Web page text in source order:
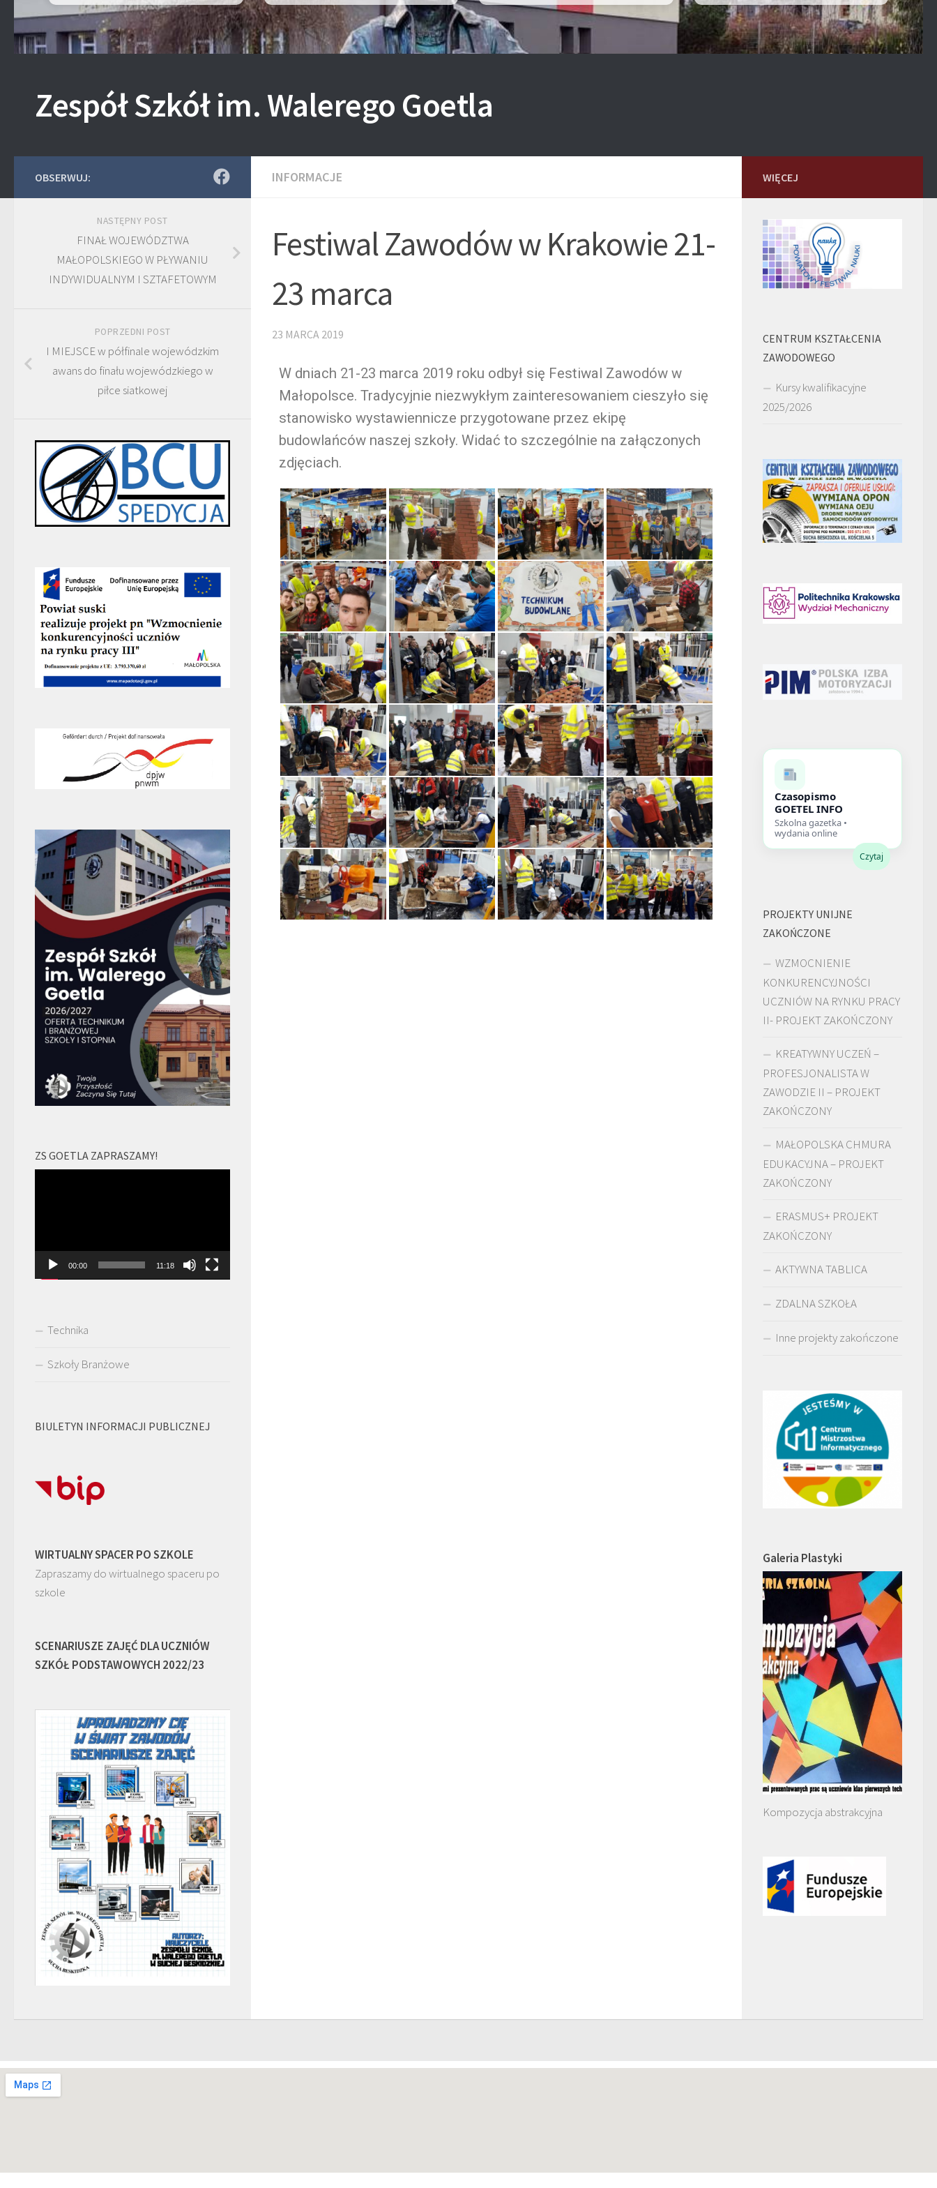
Zespół Szkół im. Walerego Goetla
INFORMACJE
Festiwal Zawodów w Krakowie 21-
23 marca
23 MARCA 2019
W dniach 21-23 marca 2019 roku odbył się Festiwal Zawodów w
Małopolsce. Tradycyjnie niezwykłym zainteresowaniem cieszyło się
stanowisko wystawiennicze przygotowane przez ekipę
budowlańców naszej szkoły. Widać to szczególnie na załączonych
zdjęciach.
OBSERWUJ:
NASTĘPNY POST
FINAŁ WOJEWÓDZTWA
MAŁOPOLSKIEGO W PŁYWANIU
INDYWIDUALNYM I SZTAFETOWYM
POPRZEDNI POST
I MIEJSCE w półfinale wojewódzkim
awans do finału wojewódzkiego w
piłce siatkowej
ZS GOETLA ZAPRASZAMY!
00:00 11:18
Technika
Szkoły Branżowe
BIULETYN INFORMACJI PUBLICZNEJ
WIRTUALNY SPACER PO SZKOLE
Zapraszamy do wirtualnego spaceru po
szkole
SCENARIUSZE ZAJĘĆ DLA UCZNIÓW
SZKÓŁ PODSTAWOWYCH 2022/23
WIĘCEJ
CENTRUM KSZTAŁCENIA
ZAWODOWEGO
Kursy kwalifikacyjne
2025/2026
Czasopismo
GOETEL INFO
Szkolna gazetka •
wydania online
Czytaj
PROJEKTY UNIJNE
ZAKOŃCZONE
WZMOCNIENIE
KONKURENCYJNOŚCI
UCZNIÓW NA RYNKU PRACY
II- PROJEKT ZAKOŃCZONY
KREATYWNY UCZEŃ –
PROFESJONALISTA W
ZAWODZIE II – PROJEKT
ZAKOŃCZONY
MAŁOPOLSKA CHMURA
EDUKACYJNA – PROJEKT
ZAKOŃCZONY
ERASMUS+ PROJEKT
ZAKOŃCZONY
AKTYWNA TABLICA
ZDALNA SZKOŁA
Inne projekty zakończone
Galeria Plastyki
Kompozycja abstrakcyjna